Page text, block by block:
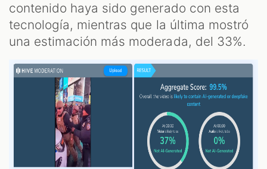
contenido haya sido generado con esta
tecnología, mientras que la última mostró
una estimación más moderada, del 33%.